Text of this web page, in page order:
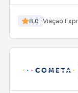
8,0 Viação